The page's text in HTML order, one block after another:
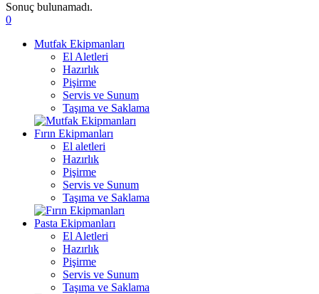
Sonuç bulunamadı.
0
Mutfak Ekipmanları
El Aletleri
Hazırlık
Pişirme
Servis ve Sunum
Taşıma ve Saklama
Fırın Ekipmanları
El aletleri
Hazırlık
Pişirme
Servis ve Sunum
Taşıma ve Saklama
Pasta Ekipmanları
El Aletleri
Hazırlık
Pişirme
Servis ve Sunum
Taşıma ve Saklama